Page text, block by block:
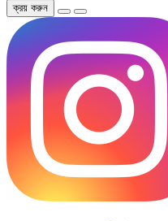
ক্রয় করুন